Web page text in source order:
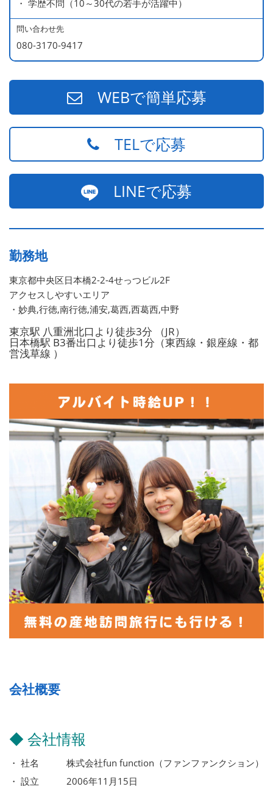
・ 学歴不問（10～30代の若手が活躍中）
問い合わせ先
080-3170-9417
WEBで簡単応募
TELで応募
LINEで応募
勤務地
東京都中央区日本橋2-2-4せっつビル2F
アクセスしやすいエリア
・妙典,行徳,南行徳,浦安,葛西,西葛西,中野
東京駅 八重洲北口より徒歩3分 （JR）
日本橋駅 B3番出口より徒歩1分（東西線・銀座線・都
営浅草線 ）
会社概要
◆ 会社情報
・ 社名 株式会社fun function（ファンファンクション）
・ 設立 2006年11月15日